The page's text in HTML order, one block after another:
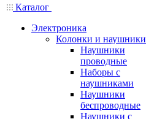
Каталог
Электроника
Колонки и наушники
Наушники
проводные
Наборы с
наушниками
Наушники
беспроводные
Наушники с